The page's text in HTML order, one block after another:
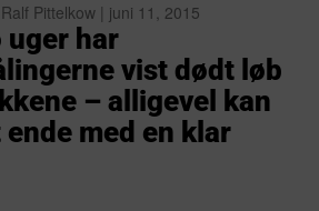
Pittelkow | juni 11, 2015
uger har
vist dødt løb
– alligevel kan
med en klar